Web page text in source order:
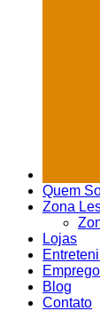
Quem
Zona
Lojas
Emprego
Blog
Contato